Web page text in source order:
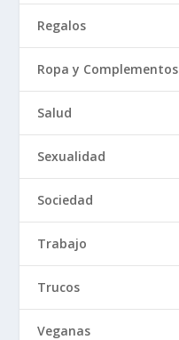
Regalos
Ropa y Complementos
Salud
Sexualidad
Sociedad
Trabajo
Trucos
Veganas